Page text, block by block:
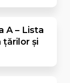
A – Lista
țărilor și